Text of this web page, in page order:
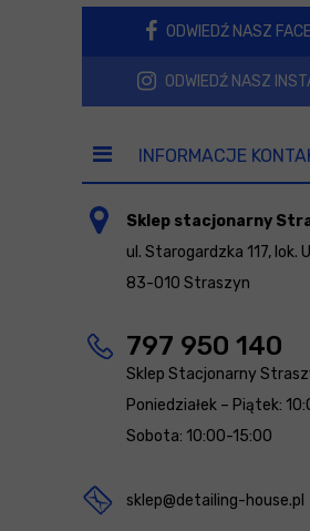
ODWIEDŹ NASZ
ODWIEDŹ NASZ
INFORMACJE
Sklep stacjonarny
ul. Starogardzka 117, lok.
83-010 Straszyn
797 950 140
Sklep Stacjonarny
Poniedziałek – Piątek:
Sobota: 10:00-15:00
sklep@detailing-house.pl